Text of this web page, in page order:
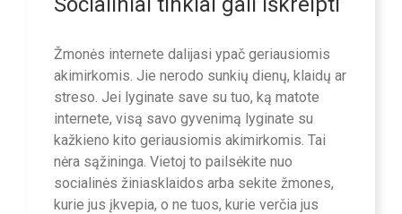
Žmonės internete dalijasi ypač geriausiomis
akimirkomis. Jie nerodo sunkių dienų, klaidų ar
streso. Jei lyginate save su tuo, ką matote
internete, visą savo gyvenimą lyginate su
kažkieno kito geriausiomis akimirkomis. Tai
nėra sąžininga. Vietoj to pailsėkite nuo
socialinės žiniasklaidos arba sekite žmones,
kurie jus įkvepia, o ne tuos, kurie verčia jus